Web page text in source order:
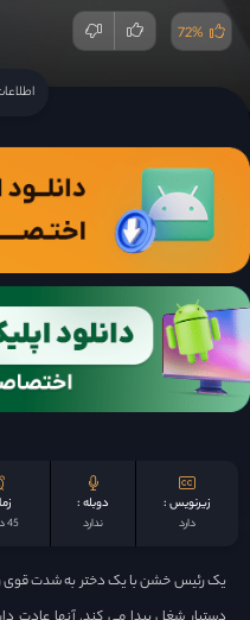
72%
زیرنویس :
دارد
دوبله :
ندارد 45 دقیقه
یک رئیس خشن با یک دختر به شدت قوی